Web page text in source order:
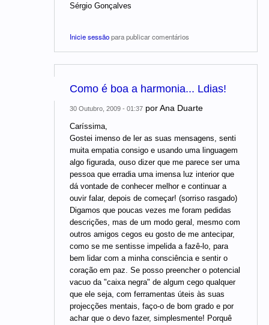
Sérgio Gonçalves
Inicie sessãopara publicar comentários
Como é boa a harmonia... Ldias!
30 Outubro, 2009 - 01:37 porAna Duarte
Caríssima,
Gostei imenso de ler as suas mensagens, senti
muita empatia consigo e usando uma linguagem
algo figurada, ouso dizer que me parece ser uma
pessoa que erradia uma imensa luz interior que
dá vontade de conhecer melhor e continuar a
ouvir falar, depois de começar! (sorriso rasgado)
Digamos que poucas vezes me foram pedidas
descrições, mas de um modo geral, mesmo com
outros amigos cegos eu gosto de me antecipar,
como se me sentisse impelida a fazê-lo, para
bem lidar com a minha consciência e sentir o
coração em paz. Se posso preencher o potencial
vacuo da "caixa negra" de algum cego qualquer
que ele seja, com ferramentas úteis às suas
projecções mentais, faço-o de bom grado e por
achar que o devo fazer, simplesmente! Porquê